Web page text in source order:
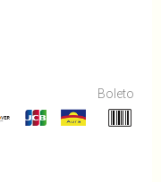
Boleto